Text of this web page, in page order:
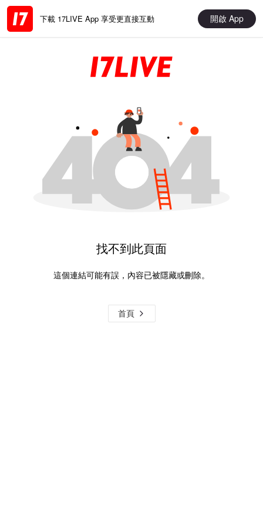
下載 17LIVE App 享受更直接互動 開啟 App
找不到此頁面
這個連結可能有誤，內容已被隱藏或刪除。
首頁